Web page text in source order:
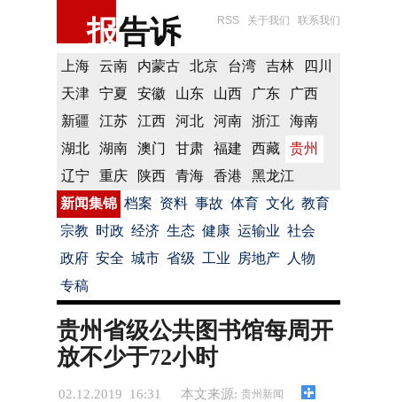
报告诉 RSS 关于我们 联系我们
上海 云南 内蒙古 北京 台湾 吉林
四川
天津
宁夏 安徽 山东 山西 广东
广西
新疆
江苏 江西 河北 河南 浙江
海南
湖北
湖南 澳门 甘肃 福建 西藏
贵州
辽宁
重庆 陕西 青海 香港
黑龙江
新闻集锦 档案 资料 事故 体育 文化 教育
宗教 时政 经济 生态 健康 运输业 社会
政府 安全 城市 省级 工业 房地产
人物
专稿
贵州省级公共图书馆每周开
放不少于72小时
02.12.2019 16:31 本文来源: 贵州新闻